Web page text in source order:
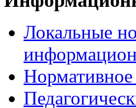
Локальные
Нормативное